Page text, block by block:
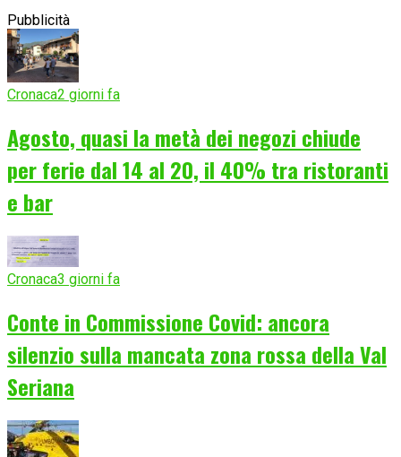
Pubblicità
Cronaca2 giorni fa
Agosto, quasi la metà dei negozi chiude
per ferie dal 14 al 20, il 40% tra ristoranti
e bar
Cronaca3 giorni fa
Conte in Commissione Covid: ancora
silenzio sulla mancata zona rossa della Val
Seriana